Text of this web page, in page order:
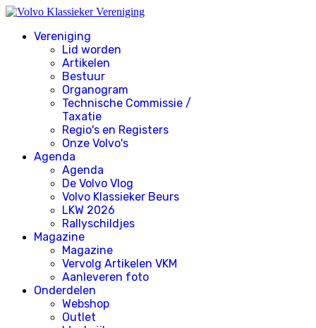
Vereniging
Lid worden
Artikelen
Bestuur
Organogram
Technische Commissie /
Taxatie
Regio's en Registers
Onze Volvo's
Agenda
Agenda
De Volvo Vlog
Volvo Klassieker Beurs
LKW 2026
Rallyschildjes
Magazine
Magazine
Vervolg Artikelen VKM
Aanleveren foto
Onderdelen
Webshop
Outlet